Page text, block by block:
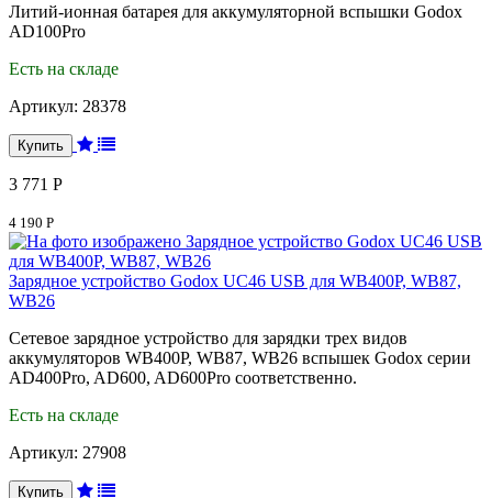
Литий-ионная батарея для аккумуляторной вспышки Godox
AD100Pro
Есть на складе
Артикул: 28378
3 771 Р
4 190 Р
Зарядное устройство Godox UC46 USB для WB400P, WB87,
WB26
Сетевое зарядное устройство для зарядки трех видов
аккумуляторов WB400P, WB87, WB26 вспышек Godox серии
AD400Pro, AD600, AD600Pro соответственно.
Есть на складе
Артикул: 27908